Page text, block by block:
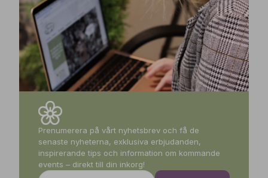
Prenumerera på vårt nyhetsbrev och få de
senaste nyheterna, exklusiva erbjudanden,
inspirerande tips och information om kommande
events – direkt till din inkorg!